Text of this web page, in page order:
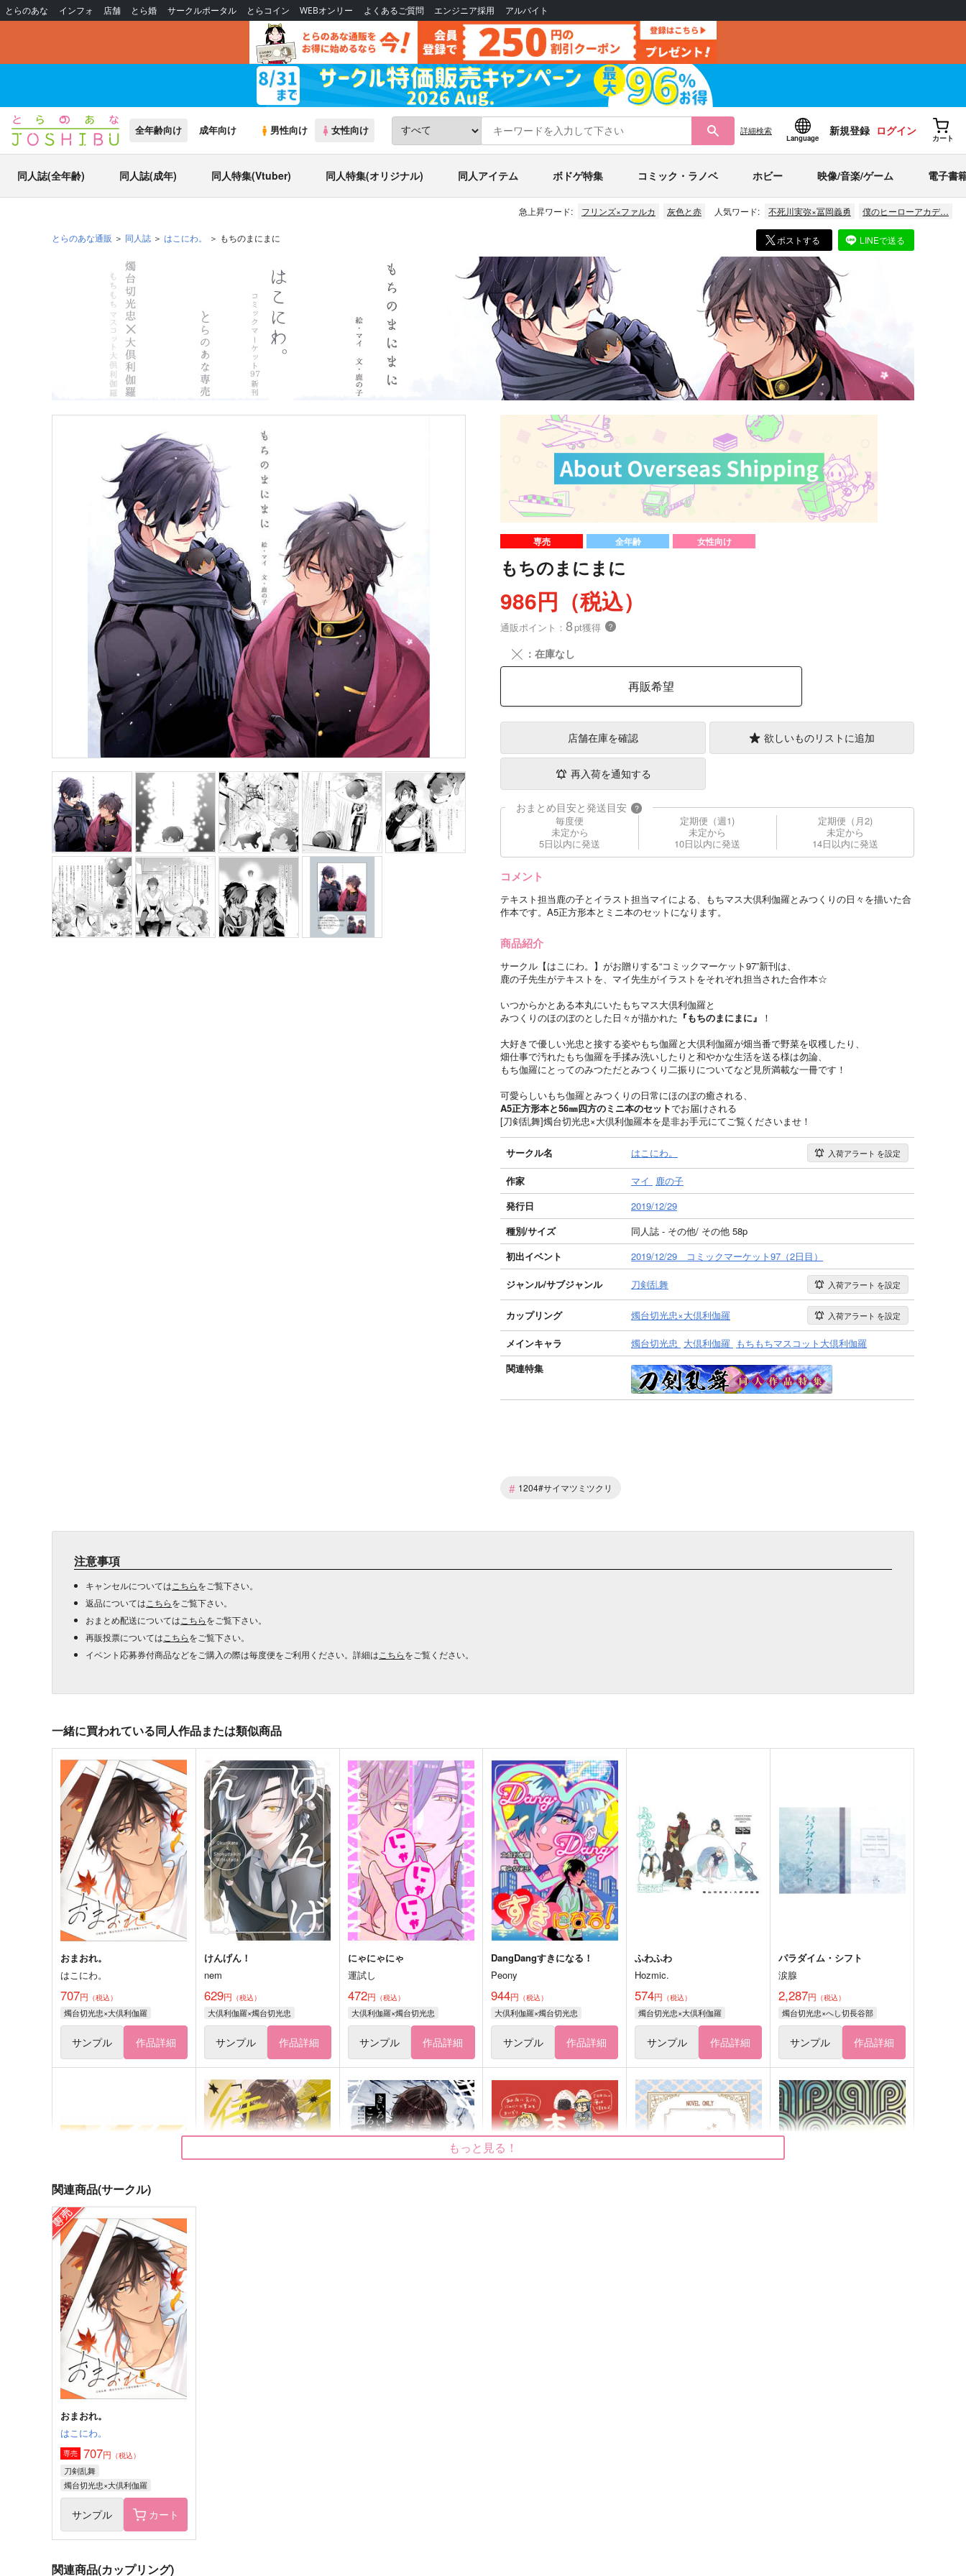
とらのあな インフォ 店舗 とら婚 サークルポータル とらコイン WEBオンリー よくあるご質問 エンジニア採用 アルバイト
全年齢向け 成年向け 男性向け 女性向け 詳細検索
Language
新規登録 ログイン
カート
同人誌(全年齢) 同人誌(成年) 同人特集(Vtuber) 同人特集(オリジナル) 同人アイテム ボドゲ特集 コミック・ラノベ ホビー 映像/音楽/ゲーム 電子書
急上昇ワード: フリンズ×ファルカ 灰色と赤 人気ワード: 不死川実弥×冨岡義勇 僕のヒーローアカデ…
とらのあな通販 同人誌 はこにわ。 もちのまにまに ポストする LINEで送る
専売 全年齢 女性向け
もちのまにまに
986円（税込）
通販ポイント： 8pt獲得 ？
╳ ：在庫なし
再販希望
店舗在庫を確認 欲しいものリストに追加
再入荷を通知する
おまとめ目安と発送目安 ?
毎度便
未定から
5日以内に発送
定期便（週1)
未定から
10日以内に発送
定期便（月2)
未定から
14日以内に発送
コメント
テキスト担当鹿の子とイラスト担当マイによる、もちマス大倶利伽羅とみつくりの日々を描いた合
作本です。A5正方形本とミニ本のセットになります。
商品紹介
サークル【はこにわ。】がお贈りする“コミックマーケット97”新刊は、
鹿の子先生がテキストを、マイ先生がイラストをそれぞれ担当された合作本☆
いつからかとある本丸にいたもちマス大倶利伽羅と
みつくりのほのぼのとした日々が描かれた 『もちのまにまに』
！
大好きで優しい光忠と接する姿やもち伽羅と大倶利伽羅が畑当番で野菜を収穫したり、
畑仕事で汚れたもち伽羅を手揉み洗いしたりと和やかな生活を送る様は勿論、
もち伽羅にとってのみつただとみつくり二振りについてなど見所満載な一冊です！
可愛らしいもち伽羅とみつくりの日常にほのぼの癒される、
A5正方形本と56㎜四方のミニ本のセットでお届けされる
[刀剣乱舞]燭台切光忠×大倶利伽羅本を是非お手元にてご覧くださいませ！
サークル名 はこにわ。 入荷アラート を設定
作家 マイ 鹿の子
発行日
2019/12/29
種別/サイズ
同人誌 - その他/ その他 58p
初出イベント
2019/12/29 コミックマーケット97（2日目）
ジャンル/サブジャンル 刀剣乱舞 入荷アラート を設定
カップリング 燭台切光忠×大倶利伽羅 入荷アラート を設定
メインキャラ 燭台切光忠 大倶利伽羅 もちもちマスコット大倶利伽羅
関連特集
# 1204#サイマツミツクリ
注意事項
キャンセルについては こちらをご覧下さい。
返品については こちらをご覧下さい。
おまとめ配送については こちらをご覧下さい。
再販投票については こちらをご覧下さい。
イベント応募券付商品などをご購入の際は毎度便をご利用ください。詳細は こちらをご覧ください。
一緒に買われている同人作品または類似商品
おまおれ。
はこにわ。
707円 （税込）
燭台切光忠×大倶利伽羅
サンプル 作品詳細
けんげん！
nem
629円 （税込）
大倶利伽羅×燭台切光忠
サンプル 作品詳細
にゃにゃにゃ
運試し
472円 （税込）
大倶利伽羅×燭台切光忠
サンプル 作品詳細
DangDangすきになる！
Peony
944円 （税込）
大倶利伽羅×燭台切光忠
サンプル 作品詳細
ふわふわ
Hozmic.
574円 （税込）
燭台切光忠×大倶利伽羅
サンプル 作品詳細
パラダイム・シフト
涙腺
2,287円 （税込）
燭台切光忠×へし切長谷部
サンプル 作品詳細
燭台切光忠はカッコよく決め
たい！
涙腺
700 円（税込）
燭台切光忠×へし切長谷部
サンプル 作品詳細
もっと見る！
関連商品(サークル)
おまおれ。
はこにわ。
専売 707円 （税込）
刀剣乱舞
燭台切光忠×大倶利伽羅
サンプル カート
関連商品(カップリング)